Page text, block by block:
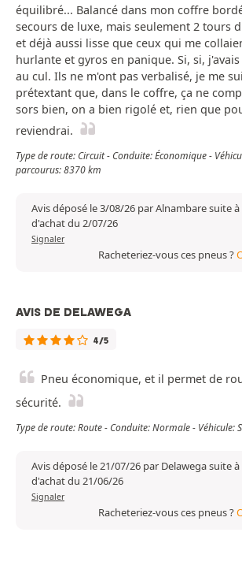
équilibré... Balancé dans mon coffre
secours de luxe, mais seulement 2 tours
et déjà aussi lisse que ceux qui me
hurlante et gyros en panique. Si, si,
au cul. Ils ne m'ont pas verbalisé, je me
prétextant que, dans le coffre, ça ne
sors bien, on a bien rigolé et, rien que
reviendrai.
Type de route: Circuit - Conduite: Économique -
parcourus: 8370 km
Avis déposé le 3/08/26 par Alnambare suite
d'achat du 2/07/26
Signaler
Racheteriez-vous ces pneus ?
AVIS DE DELAWEGA
4/5
Pneu économique, et il permet de
sécurité.
Type de route: Route - Conduite: Normale - Véhicule:
Avis déposé le 21/07/26 par Delawega suite
d'achat du 21/06/26
Signaler
Racheteriez-vous ces pneus ?